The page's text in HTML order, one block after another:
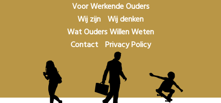
Voor Werkende Ouders
Wij zijn Wij denken
Wat Ouders Willen Weten
Contact Privacy Policy